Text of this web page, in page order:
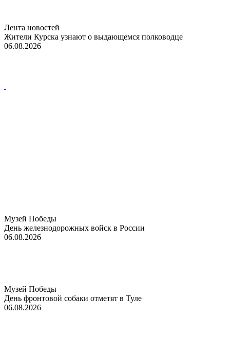
Лента новостей
Жители Курска узнают о выдающемся полководце
06.08.2026
Музей Победы
День железнодорожных войск в России
06.08.2026
Музей Победы
День фронтовой собаки отметят в Туле
06.08.2026